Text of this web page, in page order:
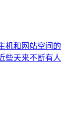
机和网站空间的
些天来不断有人